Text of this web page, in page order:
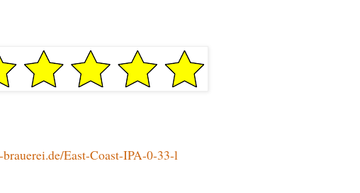
East-Coast-IPA-0-33-l